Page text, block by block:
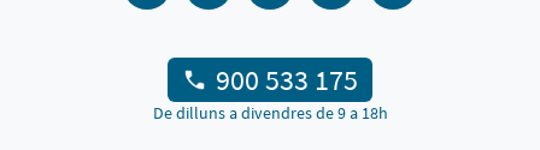
900 533 175
De dilluns a divendres de 9 a 18h